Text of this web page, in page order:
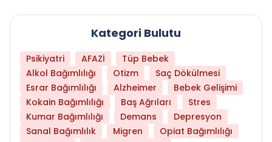
Kategori Bulutu
Psikiyatri AFAZİ
Tüp Bebek
Alkol Bağımlılığı
Otizm
Saç Dökülmesi
Esrar Bağımlılığı
Alzheimer
Bebek Gelişimi
Kokain Bağımlılığı
Baş Ağrıları
Stres
Kumar Bağımlılığı
Demans
Depresyon
Sanal Bağımlılık
Migren
Opiat Bağımlılığı